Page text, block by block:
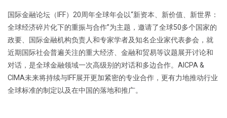
国际金融论坛（IFF）20周年全球年会以“新资本、新价值、新世界：
全球经济碎片化下的重振与合作”为主题，邀请了全球50多个国家的
政要、国际金融机构负责人和专家学者及知名企业家代表参会，就
近期国际社会普遍关注的重大经济、金融和贸易等议题展开讨论和
对话，是全球金融领域一次高级别的对话和多边合作。AICPA &
CIMA未来将持续与IFF展开更加紧密的专业合作，更有力地推动行业
全球标准的制定以及在中国的落地和推广。